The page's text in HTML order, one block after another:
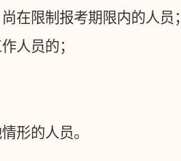
在限制报考期限内的人员；
人员的；
形的人员。